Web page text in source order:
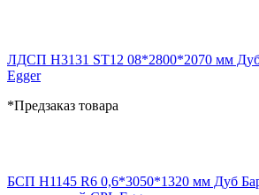
ЛДСП H3131 ST12 08*2800*2070 мм
Egger
*Предзаказ товара
БСП H1145 R6 0,6*3050*1320 мм Дуб